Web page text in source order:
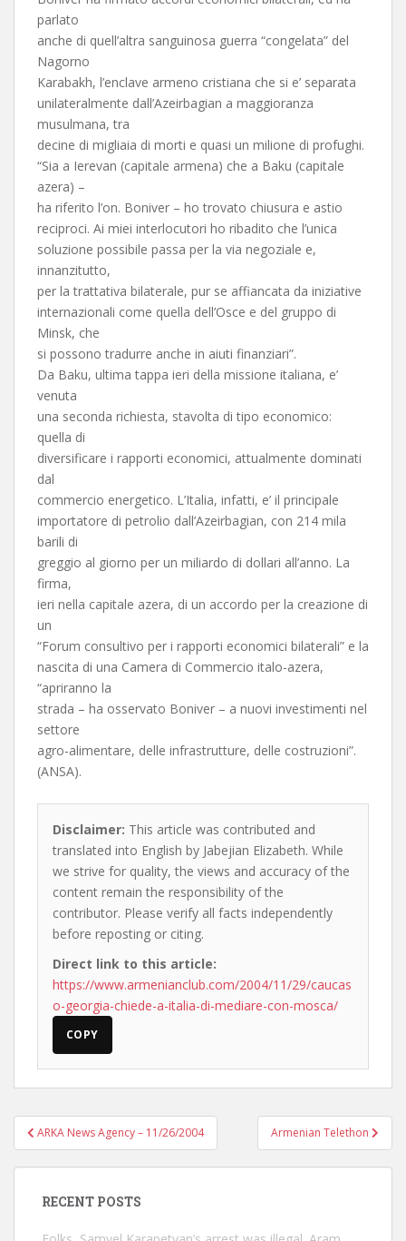
parlato
anche di quell’altra sanguinosa guerra “congelata” del
Nagorno
Karabakh, l’enclave armeno cristiana che si e’ separata
unilateralmente dall’Azeirbagian a maggioranza
musulmana, tra
decine di migliaia di morti e quasi un milione di profughi.
“Sia a Ierevan (capitale armena) che a Baku (capitale
azera) –
ha riferito l’on. Boniver – ho trovato chiusura e astio
reciproci. Ai miei interlocutori ho ribadito che l’unica
soluzione possibile passa per la via negoziale e,
innanzitutto,
per la trattativa bilaterale, pur se affiancata da iniziative
internazionali come quella dell’Osce e del gruppo di
Minsk, che
si possono tradurre anche in aiuti finanziari”.
Da Baku, ultima tappa ieri della missione italiana, e’
venuta
una seconda richiesta, stavolta di tipo economico:
quella di
diversificare i rapporti economici, attualmente dominati
dal
commercio energetico. L’Italia, infatti, e’ il principale
importatore di petrolio dall’Azeirbagian, con 214 mila
barili di
greggio al giorno per un miliardo di dollari all’anno. La
firma,
ieri nella capitale azera, di un accordo per la creazione di
un
“Forum consultivo per i rapporti economici bilaterali” e la
nascita di una Camera di Commercio italo-azera,
“apriranno la
strada – ha osservato Boniver – a nuovi investimenti nel
settore
agro-alimentare, delle infrastrutture, delle costruzioni”.
(ANSA).
Disclaimer: This article was contributed and
translated into English by Jabejian Elizabeth. While
we strive for quality, the views and accuracy of the
content remain the responsibility of the
contributor. Please verify all facts independently
before reposting or citing.
Direct link to this article:
https://www.armenianclub.com/2004/11/29/caucas
o-georgia-chiede-a-italia-di-mediare-con-mosca/
COPY
Post
navigation
ARKA News Agency – 11/26/2004 Armenian Telethon
RECENT POSTS